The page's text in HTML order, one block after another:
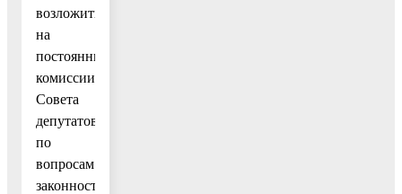
возложить
на
постоянные
комиссии
Совета
депутатов
по
вопросам
законности,